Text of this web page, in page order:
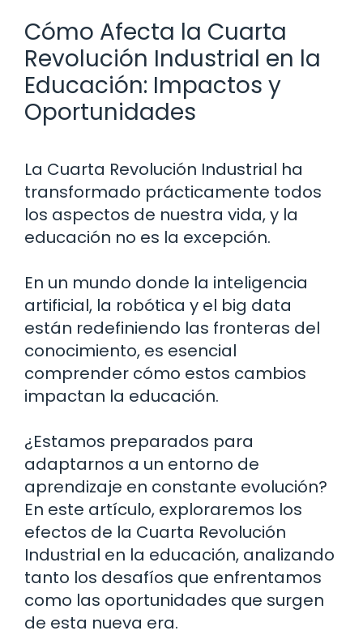
Cómo Afecta la Cuarta
Revolución Industrial en la
Educación: Impactos y
Oportunidades
La Cuarta Revolución Industrial ha
transformado prácticamente todos
los aspectos de nuestra vida, y la
educación no es la excepción.
En un mundo donde la inteligencia
artificial, la robótica y el big data
están redefiniendo las fronteras del
conocimiento, es esencial
comprender cómo estos cambios
impactan la educación.
¿Estamos preparados para
adaptarnos a un entorno de
aprendizaje en constante evolución?
En este artículo, exploraremos los
efectos de la Cuarta Revolución
Industrial en la educación, analizando
tanto los desafíos que enfrentamos
como las oportunidades que surgen
de esta nueva era.